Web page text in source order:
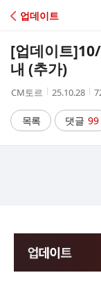
C
A
업데이트
[업데이트]
내 (추가)
작
자
CM토르
작
시
간
25.10.28
목록 댓글 99